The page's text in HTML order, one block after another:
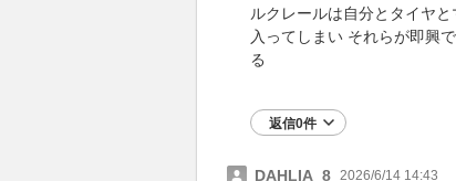
ルクレールは自分とタイヤ
入ってしまい それらが即興
る
返信0件
DAHLIA_8 2026/6/14 14:43